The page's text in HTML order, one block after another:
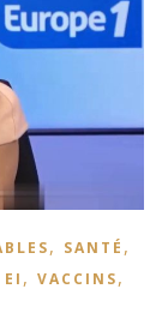
, SANTÉ ,
, VACCINS,